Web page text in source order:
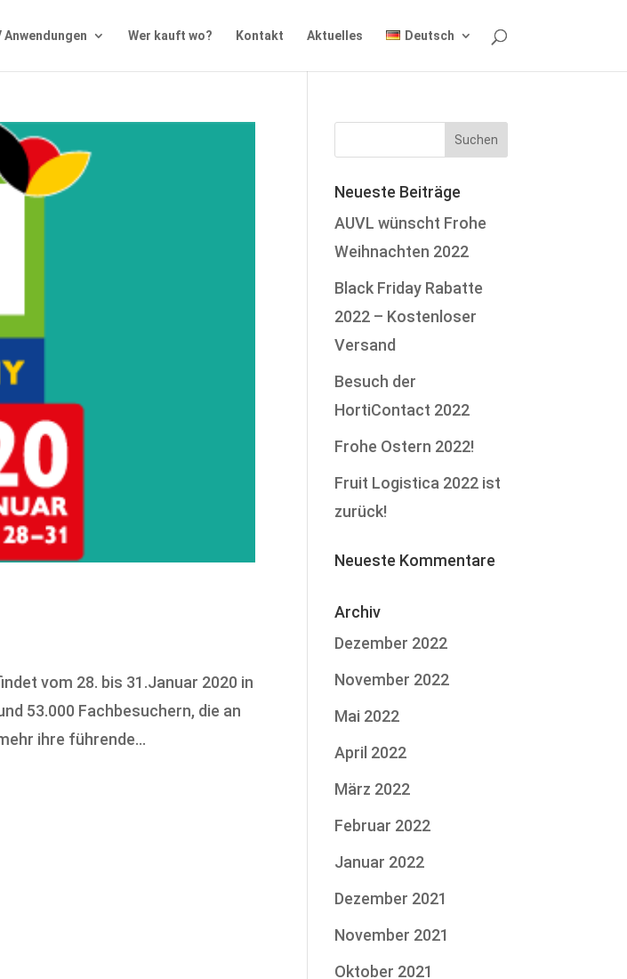
Anwendungen Wer kauft wo? Kontakt Aktuelles Deutsch
vom 28. bis 31.Januar 2020 in
53.000 Fachbesuchern, die an
ihre führende...
Neueste Beiträge
AUVL wünscht Frohe
Weihnachten 2022
Black Friday Rabatte
2022 – Kostenloser
Versand
Besuch der
HortiContact 2022
Frohe Ostern 2022!
Fruit Logistica 2022 ist
zurück!
Neueste Kommentare
Archiv
Dezember 2022
November 2022
Mai 2022
April 2022
März 2022
Februar 2022
Januar 2022
Dezember 2021
November 2021
Oktober 2021